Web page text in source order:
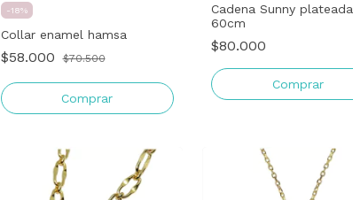
-18%
Collar enamel hamsa
$58.000 $70.500
Comprar
Cadena Sunny plateada
60cm
$80.000